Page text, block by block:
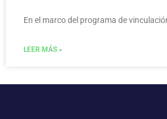
En el marco del programa de
LEER MÁS »